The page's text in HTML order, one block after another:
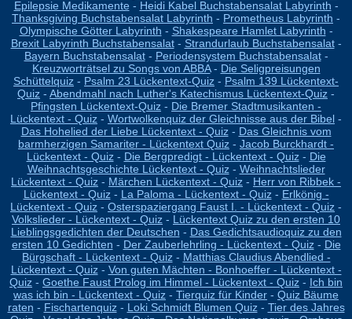
Epilepsie Medikamente - Heidi Kabel Buchstabensalat Labyrinth -
Thanksgiving Buchstabensalat Labyrinth - Prometheus Labyrinth -
Olympische Götter Labyrinth - Shakespeare Hamlet Labyrinth -
Brexit Labyrinth Buchstabensalat- Strandurlaub Buchstabensalat-
Bayern Buchstabensalat- Periodensystem Buchstabensalat-
Kreuzworträtsel zu Songs von ABBA- Die Seligpreisungen
Schüttelquiz - Psalm 23 Lückentext-Quiz - Psalm 139 Lückentext-
Quiz - Abendmahl nach Luther's Katechismus Lückentext-Quiz -
Pfingsten Lückentext-Quiz - Die Bremer Stadtmusikanten -
Lückentext - Quiz - Wortwolkenquiz der Gleichnisse aus der Bibel -
Das Hohelied der Liebe Lückentext - Quiz - Das Gleichnis vom
barmherzigen Samariter - Lückentext Quiz - Jacob Burckhardt -
Lückentext - Quiz - Die Bergpredigt - Lückentext - Quiz - Die
Weihnachtsgeschichte Lückentext - Quiz - Weihnachtslieder
Lückentext - Quiz - Märchen Lückentext - Quiz - Herr von Ribbek -
Lückentext - Quiz - La Paloma - Lückentext - Quiz - Erlkönig -
Lückentext - Quiz - Osterspaziergang Faust I. - Lückentext - Quiz -
Volkslieder - Lückentext - Quiz - Lückentext Quiz zu den ersten 10
Lieblingsgedichten der Deutschen - Das Gedichtsaudioquiz zu den
ersten 10 Gedichten - Der Zauberlehrling - Lückentext - Quiz - Die
Bürgschaft - Lückentext - Quiz - Matthias Claudius Abendlied -
Lückentext - Quiz - Von guten Mächten - Bonhoeffer - Lückentext -
Quiz - Goethe Faust Prolog im Himmel - Lückentext - Quiz - Ich bin
was ich bin - Lückentext - Quiz - Tierquiz für Kinder - Quiz Bäume
raten - Fischartenquiz - Loki Schmidt Blumen Quiz - Tier des Jahres